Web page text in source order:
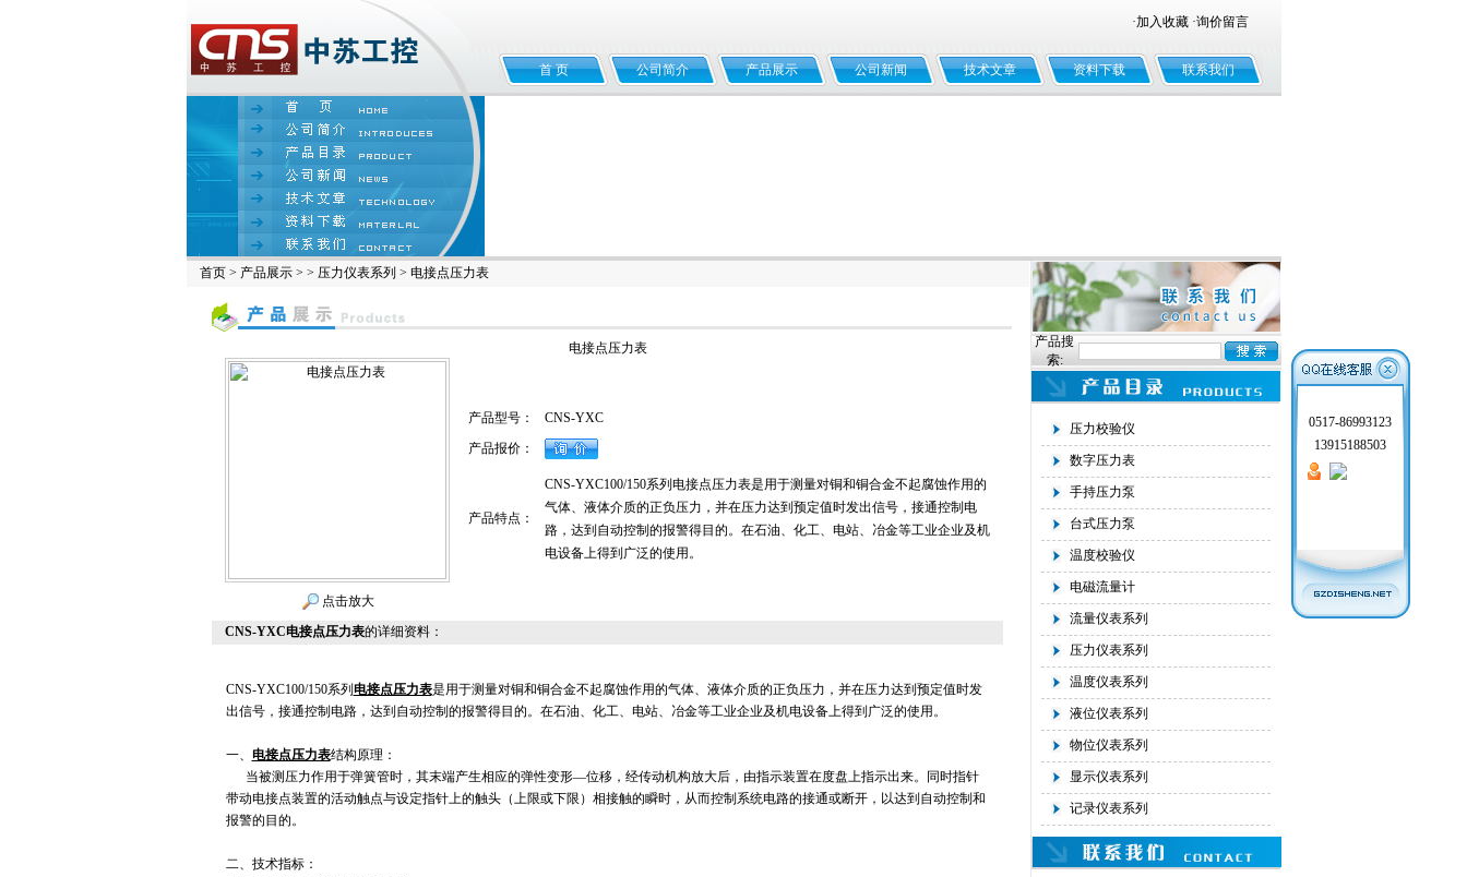
·加入收藏 ·询价留言
首 页 公司简介 产品展示 公司新闻 技术文章 资料下载 联系我们
首页> 产品展示> > 压力仪表系列 > 电接点压力表
电接点压力表
点击放大
产品型号：
CNS-YXC
产品报价：
产品特点：
CNS-YXC100/150系列电接点压力表是用于测量对铜和铜合金不起腐蚀作用的
气体、液体介质的正负压力，并在压力达到预定值时发出信号，接通控制电
路，达到自动控制的报警得目的。在石油、化工、电站、冶金等工业企业及机
电设备上得到广泛的使用。
CNS-YXC电接点压力表的详细资料：
CNS-YXC100/150系列 电接点压力表是用于测量对铜和铜合金不起腐蚀作用的气体、液体介质的正负压力，并在压力达到预定值时发
出信号，接通控制电路，达到自动控制的报警得目的。在石油、化工、电站、冶金等工业企业及机电设备上得到广泛的使用。
一、 电接点压力表结构原理：
当被测压力作用于弹簧管时，其末端产生相应的弹性变形—位移，经传动机构放大后，由指示装置在度盘上指示出来。同时指针
带动电接点装置的活动触点与设定指针上的触头（上限或下限）相接触的瞬时，从而控制系统电路的接通或断开，以达到自动控制和
报警的目的。
二、技术指标：
产品搜
索:
压力校验仪
数字压力表
手持压力泵
台式压力泵
温度校验仪
电磁流量计
流量仪表系列
压力仪表系列
温度仪表系列
液位仪表系列
物位仪表系列
显示仪表系列
记录仪表系列
0517-86993123
13915188503